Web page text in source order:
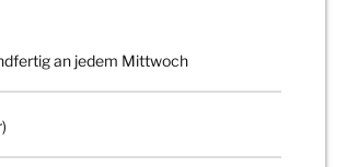
an jedem Mittwoch